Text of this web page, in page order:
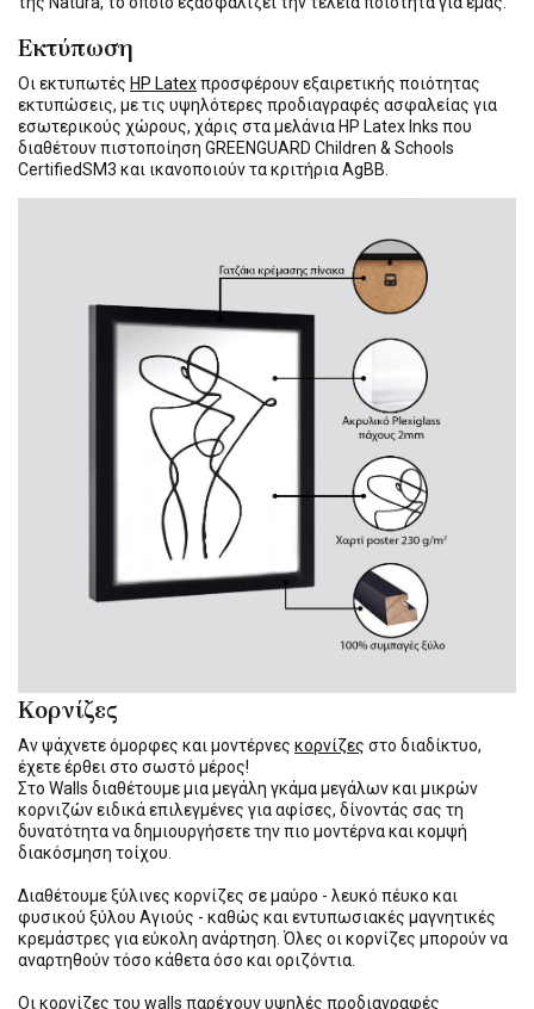
Εκτύπωση
Οι εκτυπωτές HP Latexπροσφέρουν εξαιρετικής ποιότητας
εκτυπώσεις, με τις υψηλότερες προδιαγραφές ασφαλείας για
εσωτερικούς χώρους, χάρις στα μελάνια HP Latex Inks που
διαθέτουν πιστοποίηση GREENGUARD Children & Schools
CertifiedSM3 και ικανοποιούν τα κριτήρια AgBB.
Κορνίζες
Αν ψάχνετε όμορφες και μοντέρνες κορνίζες στο διαδίκτυο,
έχετε έρθει στο σωστό μέρος!
Στο Walls διαθέτουμε μια μεγάλη γκάμα μεγάλων και μικρών
κορνιζών ειδικά επιλεγμένες για αφίσες, δίνοντάς σας τη
δυνατότητα να δημιουργήσετε την πιο μοντέρνα και κομψή
διακόσμηση τοίχου.
Διαθέτουμε ξύλινες κορνίζες σε μαύρο - λευκό πέυκο και
φυσικού ξύλου Αγιούς - καθώς και εντυπωσιακές μαγνητικές
κρεμάστρες για εύκολη ανάρτηση. Όλες οι κορνίζες μπορούν να
αναρτηθούν τόσο κάθετα όσο και οριζόντια.
Οι κορνίζες του walls παρέχουν υψηλές προδιαγραφές